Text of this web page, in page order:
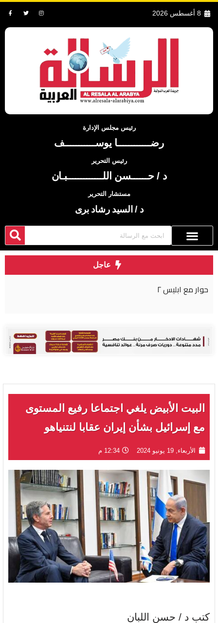
8 أغسطس 2026
رئيس مجلس الإدارة
رضــــــــــــا يوســـــــــــف
رئيس التحرير
د / حــــــسن اللـــــــــــــبـان
مستشار التحرير
د / السيد رشاد برى
عاجل
إعلام إسرائيلي : تمثال رمسيس الثاني تربطه علاقة
البيت الأبيض يلغي اجتماعا رفيع المستوى
مع إسرائيل بشأن إيران عقابا لنتنياهو
الأربعاء, 19 يونيو 2024 12:34 م
كتب د / حسن اللبان